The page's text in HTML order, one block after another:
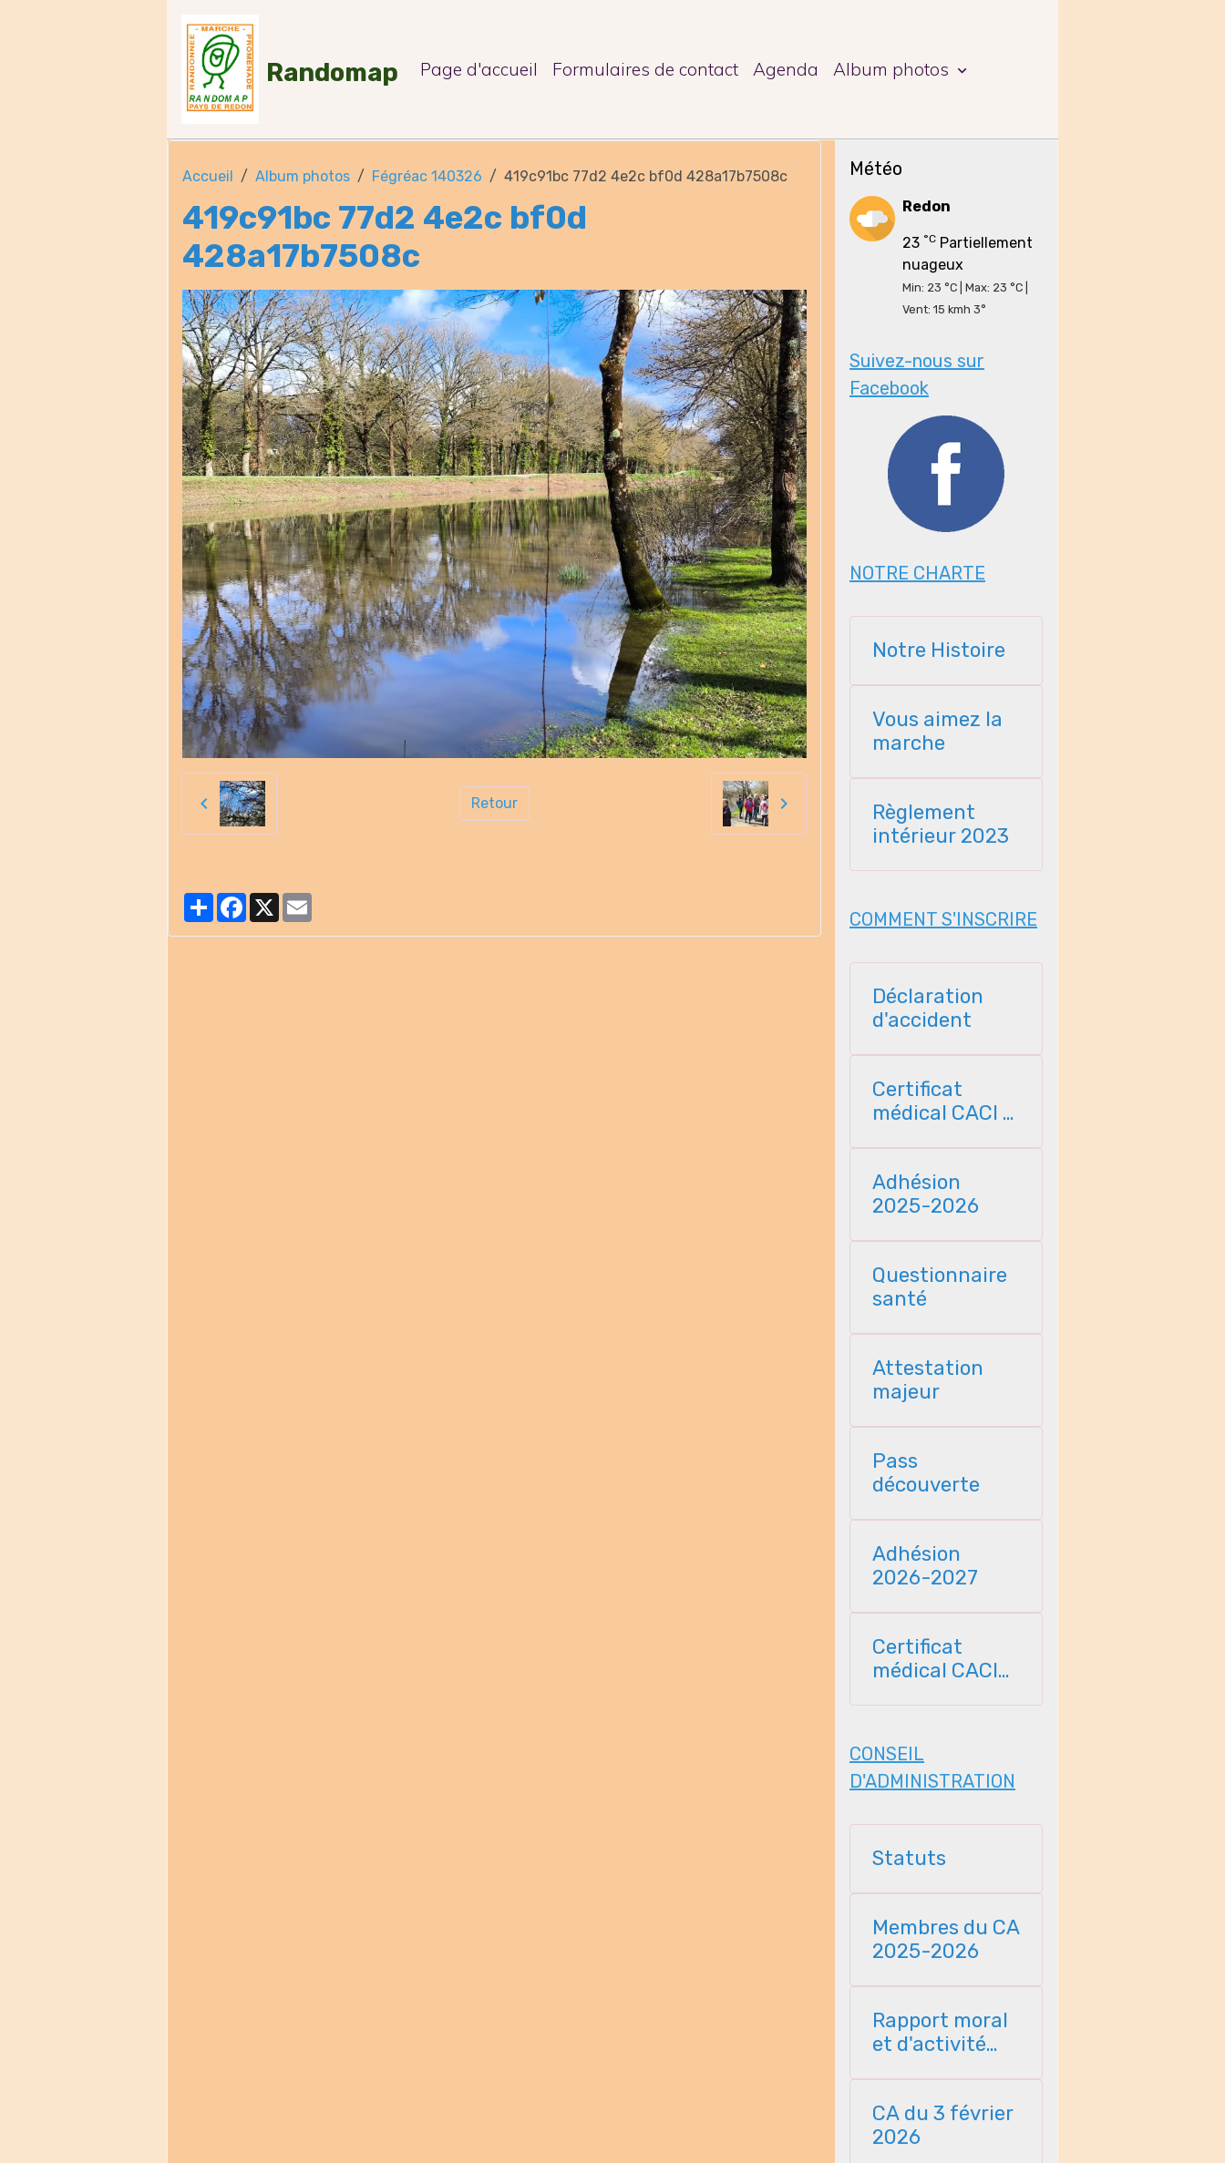
Randomap Page d'accueil Formulaires de contact Agenda Album photos
Accueil Album photos Fégréac 140326 419c91bc 77d2 4e2c bf0d 428a17b7508c
419c91bc 77d2 4e2c bf0d
428a17b7508c
Retour
PartagerFacebook
X
Météo
Redon
23 °C Partiellement
nuageux
Min: 23 °C | Max: 23 °C |
Vent: 15 kmh 3°
Suivez-nous sur
Facebook
NOTRE CHARTE
Notre Histoire
Vous aimez la
marche
Règlement
intérieur 2023
COMMENT S'INSCRIRE
Déclaration
d'accident
Certificat
médical CACI -
Adhésion
2025-2026
Questionnaire
santé
Attestation
majeur
Pass
découverte
Adhésion
2026-2027
Certificat
médical CACI
CONSEIL
D'ADMINISTRATION
Statuts
Membres du CA
2025-2026
Rapport moral
et d'activité
CA du 3 février
2026